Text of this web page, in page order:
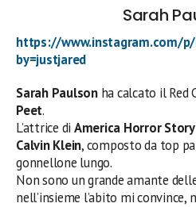
Sarah
https://www.instagram.com/p/
by=justjared
Sarah Paulsonha calcato il Red
Peet.
L’attrice di America Horror Story
Calvin Klein, composto da top
gonnellone lungo.
Non sono un grande amante
nell’insieme l’abito mi convince,